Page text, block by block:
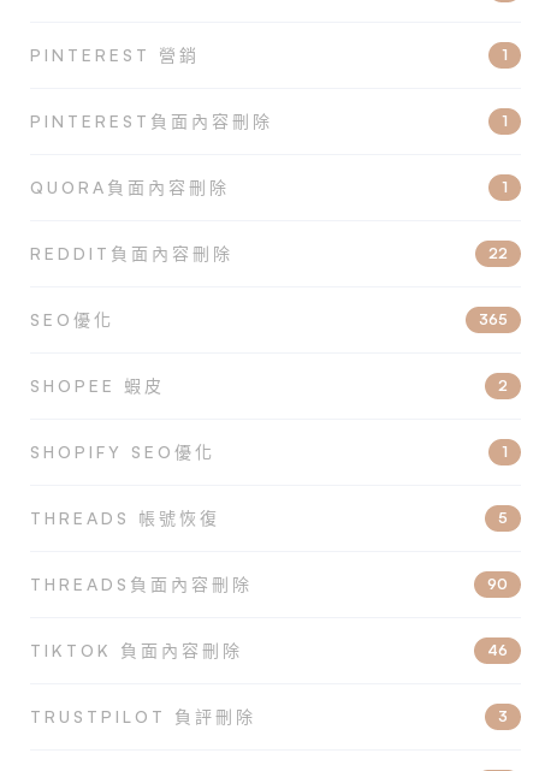
PINTEREST 營銷 1
PINTEREST負面內容刪除 1
QUORA負面內容刪除 1
REDDIT負面內容刪除 22
SEO優化 365
SHOPEE 蝦皮 2
SHOPIFY SEO優化 1
THREADS 帳號恢復 5
THREADS負面內容刪除 90
TIKTOK 負面內容刪除 46
TRUSTPILOT 負評刪除 3